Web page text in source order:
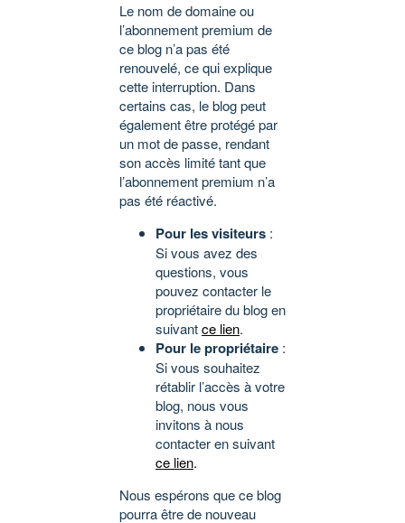
Le nom de domaine ou
l’abonnement premium de
ce blog n’a pas été
renouvelé, ce qui explique
cette interruption. Dans
certains cas, le blog peut
également être protégé par
un mot de passe, rendant
son accès limité tant que
l’abonnement premium n’a
pas été réactivé.
Pour les visiteurs :
Si vous avez des
questions, vous
pouvez contacter le
propriétaire du blog en
suivantce lien.
Pour le propriétaire :
Si vous souhaitez
rétablir l’accès à votre
blog, nous vous
invitons à nous
contacter en suivant
ce lien.
Nous espérons que ce blog
pourra être de nouveau